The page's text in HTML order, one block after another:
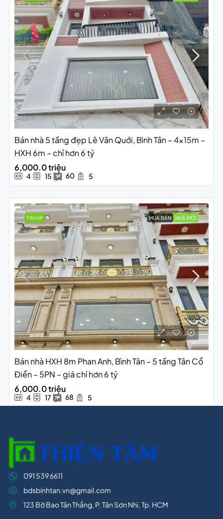
Bán nhà 5 tầng đẹp Lê Văn Quới, Bình Tân – 4x15m –
HXH 6m – chỉ hơn 6 tỷ
6,000.0 triệu
4 15 60 5
TIN VIP MUA BÁN NHÀ MỚI
Bán nhà HXH 8m Phan Anh, Bình Tân – 5 tầng Tân Cổ
Điển – 5PN – giá chỉ hơn 6 tỷ
6,000.0 triệu
4 17 68 5
091 539 6611
bdsbinhtan.vn@gmail.com
123 Bờ Bao Tân Thắng, P. Tân Sơn Nhì, Tp. HCM